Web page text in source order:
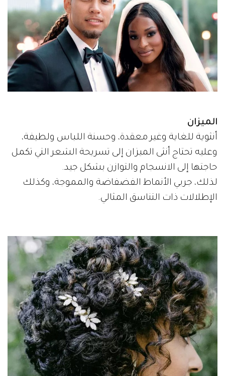
الميزان
أنثوية للغاية وغير معقدة، وحسنة اللباس ولطيفة،
وعليه تحتاج أنثى الميزان إلى تسريحة الشعر التي تكمل
حاجتها إلى الانسجام والتوازن بشكل جيد.
لذلك، جربي الأنماط الفضفاضة والمموجة، وكذلك
الإطلالات ذات التناسق المثالي.